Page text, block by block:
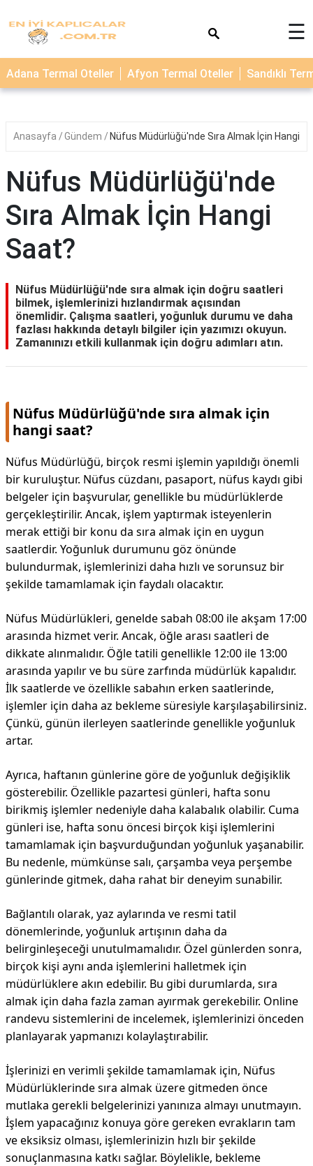
TERMAL
OTELLER
☰
Adana Termal Oteller Afyon Termal Oteller Sandıklı
Anasayfa Gündem Nüfus Müdürlüğü'nde Sıra Almak İçin Hangi
Nüfus Müdürlüğü'nde
Sıra Almak İçin Hangi
Saat?
Nüfus Müdürlüğü'nde sıra almak için doğru saatleri
bilmek, işlemlerinizi hızlandırmak açısından
önemlidir. Çalışma saatleri, yoğunluk durumu ve daha
fazlası hakkında detaylı bilgiler için yazımızı okuyun.
Zamanınızı etkili kullanmak için doğru adımları atın.
Nüfus Müdürlüğü'nde sıra almak için
hangi saat?
Nüfus Müdürlüğü, birçok resmi işlemin yapıldığı önemli
bir kuruluştur. Nüfus cüzdanı, pasaport, nüfus kaydı gibi
belgeler için başvurular, genellikle bu müdürlüklerde
gerçekleştirilir. Ancak, işlem yaptırmak isteyenlerin
merak ettiği bir konu da sıra almak için en uygun
saatlerdir. Yoğunluk durumunu göz önünde
bulundurmak, işlemlerinizi daha hızlı ve sorunsuz bir
şekilde tamamlamak için faydalı olacaktır.
Nüfus Müdürlükleri, genelde sabah 08:00 ile akşam 17:00
arasında hizmet verir. Ancak, öğle arası saatleri de
dikkate alınmalıdır. Öğle tatili genellikle 12:00 ile 13:00
arasında yapılır ve bu süre zarfında müdürlük kapalıdır.
İlk saatlerde ve özellikle sabahın erken saatlerinde,
işlemler için daha az bekleme süresiyle karşılaşabilirsiniz.
Çünkü, günün ilerleyen saatlerinde genellikle yoğunluk
artar.
Ayrıca, haftanın günlerine göre de yoğunluk değişiklik
gösterebilir. Özellikle pazartesi günleri, hafta sonu
birikmiş işlemler nedeniyle daha kalabalık olabilir. Cuma
günleri ise, hafta sonu öncesi birçok kişi işlemlerini
tamamlamak için başvurduğundan yoğunluk yaşanabilir.
Bu nedenle, mümkünse salı, çarşamba veya perşembe
günlerinde gitmek, daha rahat bir deneyim sunabilir.
Bağlantılı olarak, yaz aylarında ve resmi tatil
dönemlerinde, yoğunluk artışının daha da
belirginleşeceği unutulmamalıdır. Özel günlerden sonra,
birçok kişi aynı anda işlemlerini halletmek için
müdürlüklere akın edebilir. Bu gibi durumlarda, sıra
almak için daha fazla zaman ayırmak gerekebilir. Online
randevu sistemlerini de incelemek, işlemlerinizi önceden
planlayarak yapmanızı kolaylaştırabilir.
İşlerinizi en verimli şekilde tamamlamak için, Nüfus
Müdürlüklerinde sıra almak üzere gitmeden önce
mutlaka gerekli belgelerinizi yanınıza almayı unutmayın.
İşlem yapacağınız konuya göre gereken evrakların tam
ve eksiksiz olması, işlemlerinizin hızlı bir şekilde
sonuçlanmasına katkı sağlar. Böylelikle, bekleme